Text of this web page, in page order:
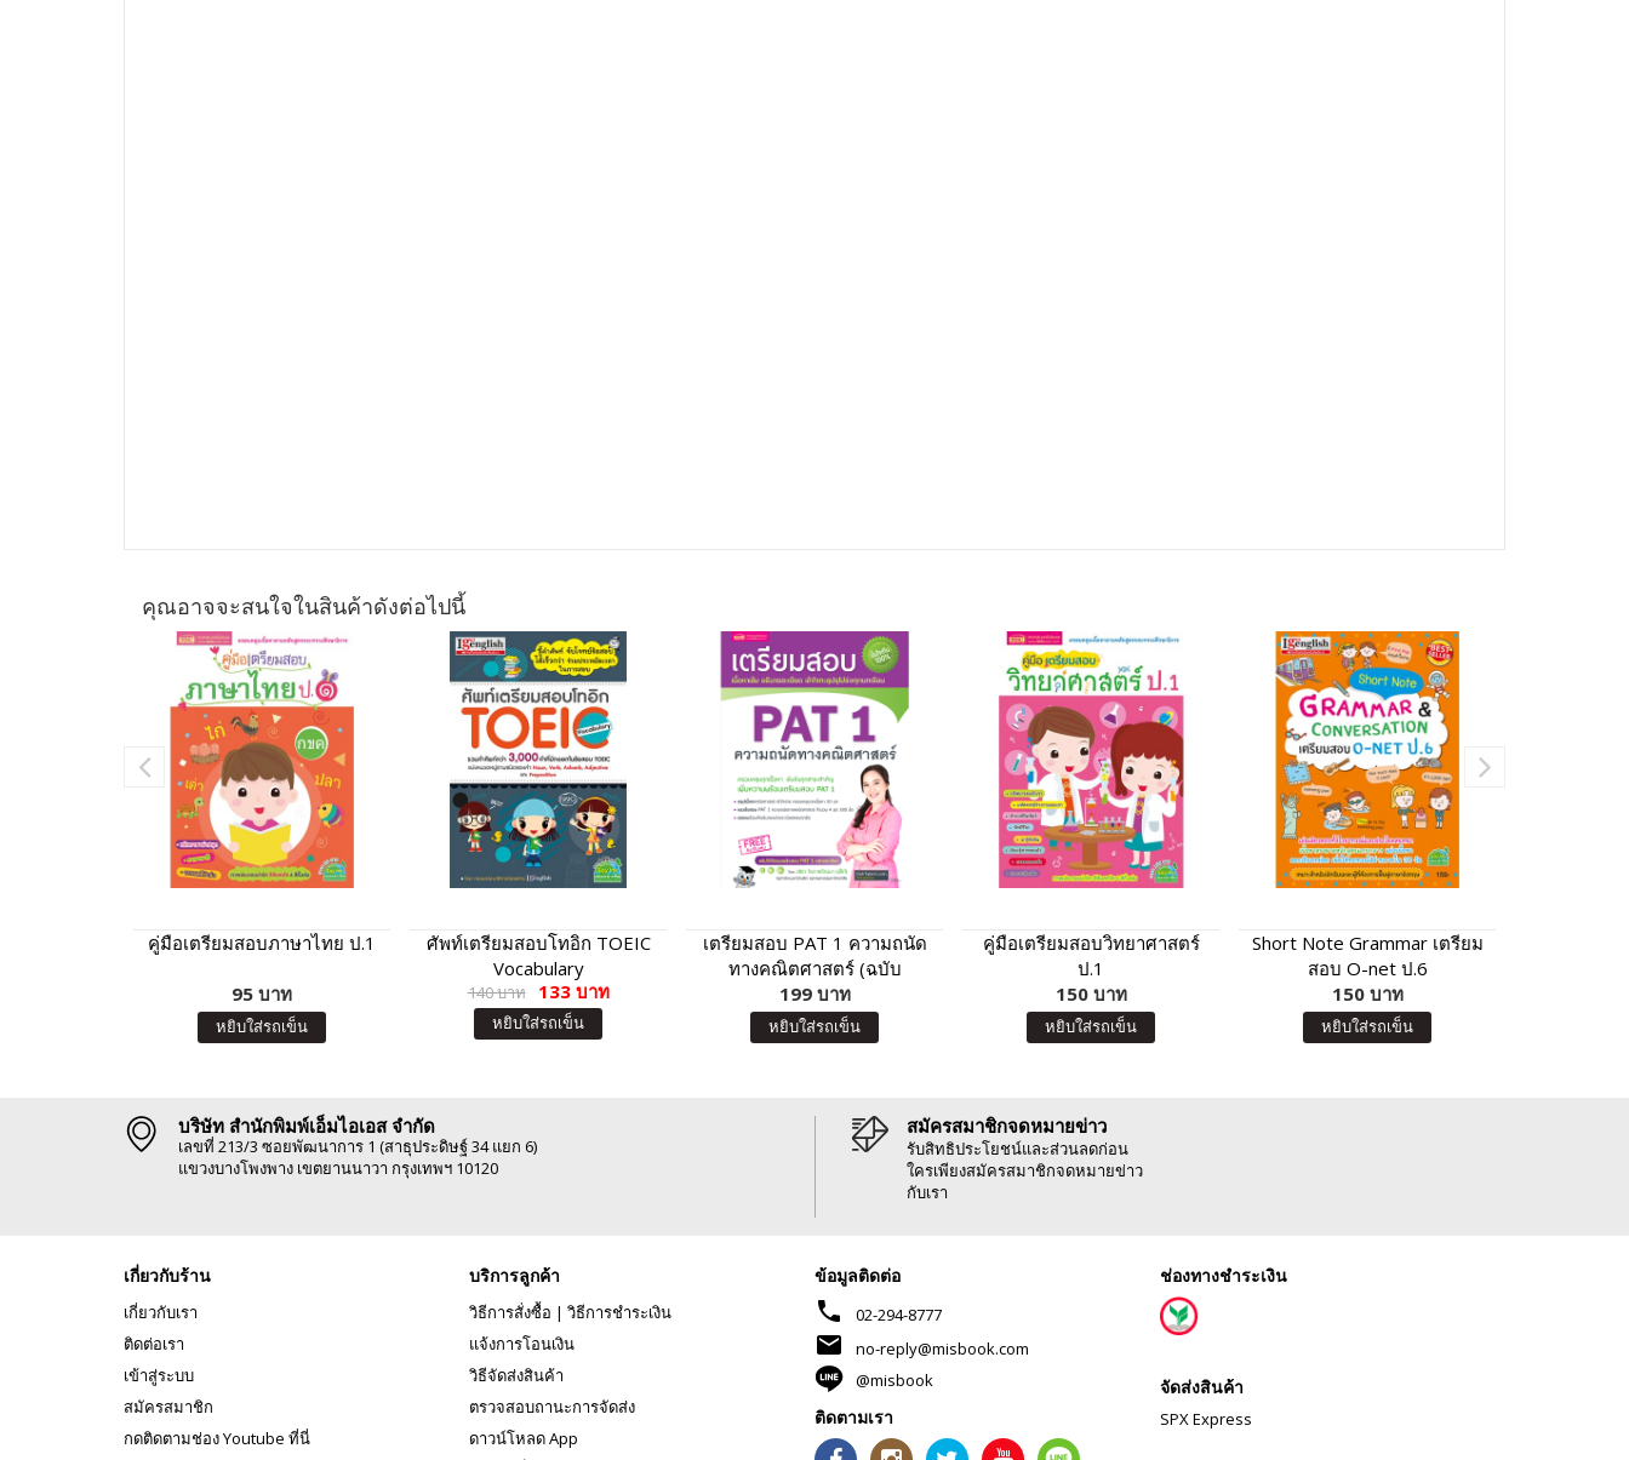
คุณอาจจะสนใจในสินค้าดังต่อไปนี้
คู่มือเตรียมสอบภาษาไทย ป.1
95 บาท
หยิบใส่รถเข็น
ศัพท์เตรียมสอบโทอิก TOEIC
Vocabulary
140 บาท 133 บาท
หยิบใส่รถเข็น
เตรียมสอบ PAT 1 ความถนัด
ทางคณิตศาสตร์ (ฉบับ
ปรับปรุง)
199 บาท
หยิบใส่รถเข็น
คู่มือเตรียมสอบวิทยาศาสตร์
ป.1
150 บาท
หยิบใส่รถเข็น
Short Note Grammar เตรียม
สอบ O-net ป.6
150 บาท
หยิบใส่รถเข็น
บริษัท สำนักพิมพ์เอ็มไอเอส จำกัด
เลขที่ 213/3 ซอยพัฒนาการ 1 (สาธุประดิษฐ์ 34 แยก 6)
แขวงบางโพงพาง เขตยานนาวา กรุงเทพฯ 10120
สมัครสมาชิกจดหมายข่าว
รับสิทธิประโยชน์และส่วนลดก่อน
ใครเพียงสมัครสมาชิกจดหมายข่าว
กับเรา
เกี่ยวกับร้าน
เกี่ยวกับเรา
ติดต่อเรา
เข้าสู่ระบบ
สมัครสมาชิก
กดติดตามช่อง Youtube ที่นี่
บริการลูกค้า
วิธีการสั่งซื้อ | วิธีการชำระเงิน
แจ้งการโอนเงิน
วิธีจัดส่งสินค้า
ตรวจสอบถานะการจัดส่ง
ดาวน์โหลด App
ข้อมูลติดต่อ
phone 02-294-8777
mail
no-reply@misbook.com
@misbook
ติดตามเรา
ช่องทางชำระเงิน
จัดส่งสินค้า
SPX Express